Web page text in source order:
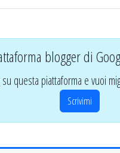
blogger di
questa piattaforma e vuoi
Scrivimi